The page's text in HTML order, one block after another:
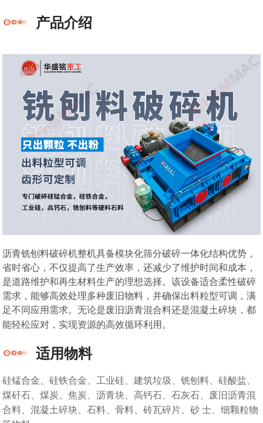
产品介绍
沥青铣刨料破碎机整机具备模块化筛分破碎一体化结构优势，
省时省心，不仅提高了生产效率，还减少了维护时间和成本，
是道路维护和再生材料生产的理想选择。该设备适合柔性破碎
需求，能够高效处理多种废旧物料，并确保出料粒型可调，满
足不同应用需求。无论是废旧沥青混合料还是混凝土碎块，都
能轻松应对，实现资源的高效循环利用。
适用物料
硅锰合金、硅铁合金、工业硅、建筑垃圾、铣刨料、硅酸盐、
煤矸石、煤炭、焦炭、沥青块、高钙石、石灰石、废旧沥青混
合料、混凝土碎块、石料、骨料、砖瓦碎片、砂 士、细颗粒物